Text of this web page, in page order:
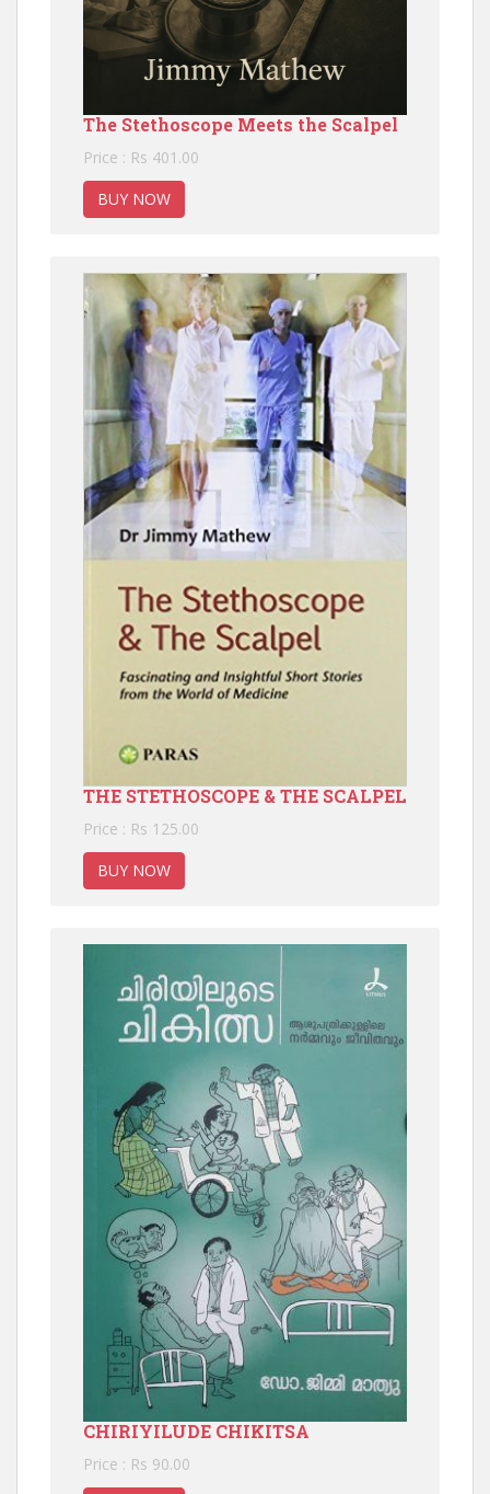
The Stethoscope Meets the Scalpel
Price : Rs 401.00
BUY NOW
THE STETHOSCOPE & THE SCALPEL
Price : Rs 125.00
BUY NOW
CHIRIYILUDE CHIKITSA
Price : Rs 90.00